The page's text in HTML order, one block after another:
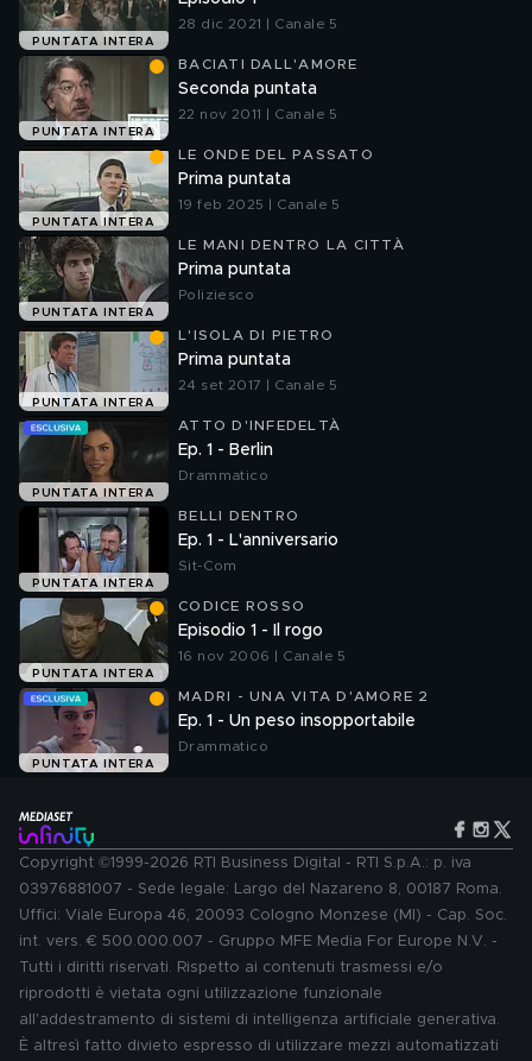
PUNTATA INTERA
28 dic 2021 | Canale 5
PUNTATA INTERA
BACIATI DALL'AMORE
Seconda puntata
22 nov 2011 | Canale 5
PUNTATA INTERA
LE ONDE DEL PASSATO
Prima puntata
19 feb 2025 | Canale 5
PUNTATA INTERA
LE MANI DENTRO LA CITTÀ
Prima puntata
Poliziesco
PUNTATA INTERA
L'ISOLA DI PIETRO
Prima puntata
24 set 2017 | Canale 5
PUNTATA INTERA
ATTO D'INFEDELTÀ
Ep. 1 - Berlin
Drammatico
PUNTATA INTERA
BELLI DENTRO
Ep. 1 - L'anniversario
Sit-Com
PUNTATA INTERA
CODICE ROSSO
Episodio 1 - Il rogo
16 nov 2006 | Canale 5
PUNTATA INTERA
MADRI - UNA VITA D'AMORE 2
Ep. 1 - Un peso insopportabile
Drammatico
Copyright ©1999-2026 RTI Business Digital - RTI S.p.A.: p. iva
03976881007 - Sede legale: Largo del Nazareno 8, 00187 Roma.
Uffici: Viale Europa 46, 20093 Cologno Monzese (MI) - Cap. Soc.
int. vers. € 500.000.007 - Gruppo MFE Media For Europe N.V. -
Tutti i diritti riservati. Rispetto ai contenuti trasmessi e/o
riprodotti è vietata ogni utilizzazione funzionale
all'addestramento di sistemi di intelligenza artificiale generativa.
È altresì fatto divieto espresso di utilizzare mezzi automatizzati